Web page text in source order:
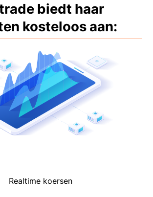
biedt haar
kosteloos aan:
Realtime koersen